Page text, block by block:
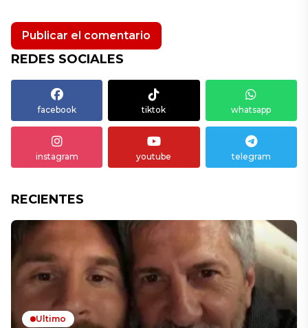
REDES SOCIALES
facebook tiktok whatsapp
instagram youtube telegram
RECIENTES
Ultimo